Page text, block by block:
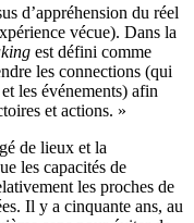
d’appréhension du réel
vécue). Dans la
est défini comme
les connections (qui
les événements) afin
et actions. »
de lieux et la
les capacités de
les proches de
Il y a cinquante ans, au